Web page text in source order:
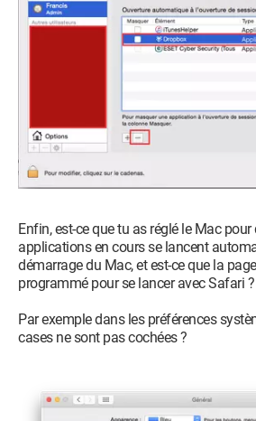
Enfin, est-ce que tu as réglé le Mac pour
applications en cours se lancent
démarrage du Mac, et est-ce que la
programmé pour se lancer avec Safari ?
Par exemple dans les préférences
cases ne sont pas cochées ?